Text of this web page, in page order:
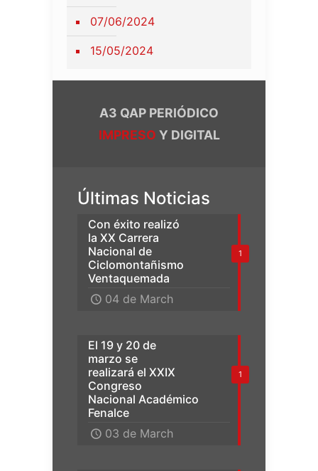
07/06/2024
15/05/2024
A3 QAP PERIÓDICO
IMPRESO Y DIGITAL
Últimas Noticias
1
Con éxito realizó
la XX Carrera
Nacional de
Ciclomontañismo
Ventaquemada
04 de March
1
El 19 y 20 de
marzo se
realizará el XXIX
Congreso
Nacional Académico
Fenalce
03 de March